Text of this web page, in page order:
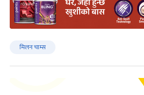
मिलन चाम्स